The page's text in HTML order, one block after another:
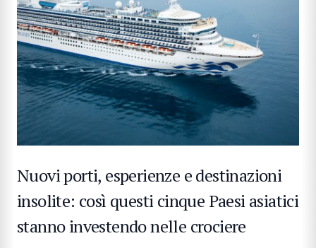
Nuovi porti, esperienze e destinazioni
insolite: così questi cinque Paesi asiatici
stanno investendo nelle crociere